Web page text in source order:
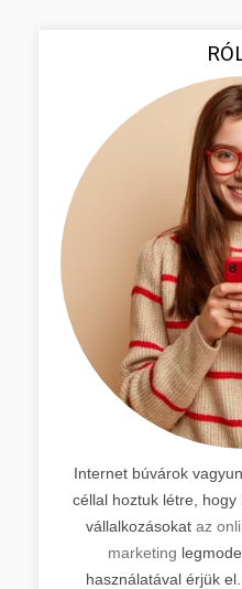
Internet búvárok
céllal hoztuk létre,
vállalkozásokat az
marketing
használatával érjük el.